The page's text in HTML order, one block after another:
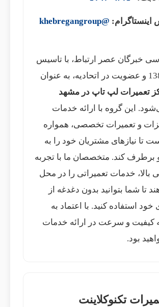
اینستاگرام: @khebregangroup
خبرگان عصر ارتباط، با تاسیس
تعمیرات لپ تاپ در مشهد
این گروه با ارائه خدمات
و تعمیرات تخصصی، همواره
تا نیازهای مشتریان خود را به
برطرف کند. متخصصان ما با تجربه
بالا، خدمات تعمیراتی را در محل
تا شما بتوانید بدون دغدغه از
استفاده کنید. با اعتماد به
کیفیت و سرعت در ارائه خدمات
بود.
تکنوکلاینت